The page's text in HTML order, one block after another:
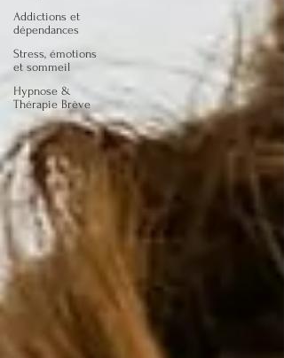
Addictions et
dépendances
Stress, émotions
et sommeil
Hypnose &
Thérapie Brève